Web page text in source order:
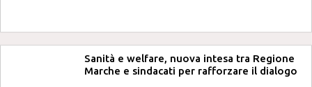
Sanità e welfare, nuova intesa tra Regione
Marche e sindacati per rafforzare il dialogo